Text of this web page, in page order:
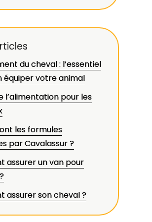
du cheval : l’essentiel
équiper votre animal
l’alimentation pour les
les formules
par Cavalassur ?
assurer un van pour
assurer son cheval ?